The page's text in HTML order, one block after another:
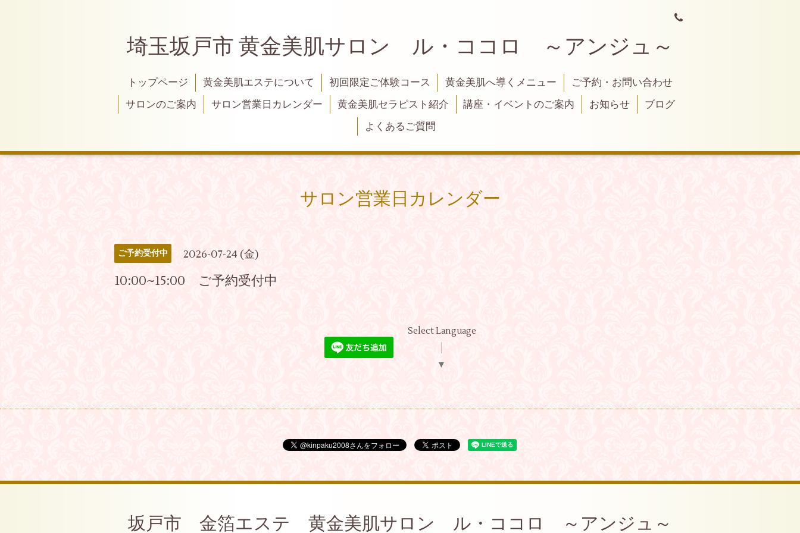
埼玉坂戸市 黄金美肌サロン ル・ココロ ～アンジュ～
トップページ 黄金美肌エステについて 初回限定ご体験コース 黄金美肌へ導くメニュー
ご予約・お問い合わせ
サロンのご案内
サロン営業日カレンダー 黄金美肌セラピスト紹介 講座・イベントのご案内 お知らせ
ブログ
よくあるご質問
サロン営業日カレンダー
ご予約受付中 2026-07-24 (金)
10:00~15:00 ご予約受付中
Select Language
▼
坂戸市 金箔エステ 黄金美肌サロン ル・ココロ ～アンジュ～